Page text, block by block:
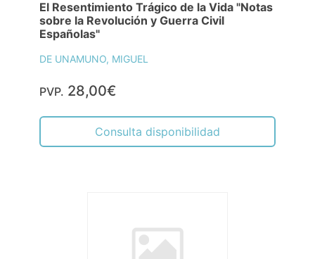
El Resentimiento Trágico de la Vida "Notas
sobre la Revolución y Guerra Civil
Españolas"
DE UNAMUNO, MIGUEL
PVP. 28,00€
Consulta disponibilidad